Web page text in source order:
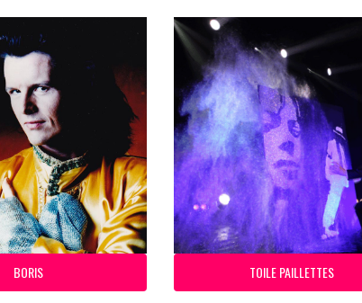
BORIS TOILE PAILLETTES